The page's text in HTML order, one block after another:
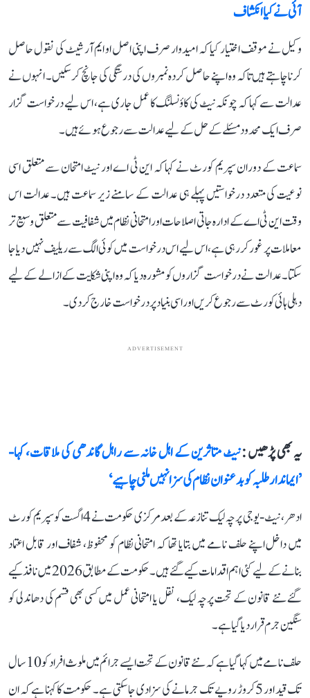
آئی نے کیا انکشاف
وکیل نے موقف اختیار کیا کہ امیدوار صرف اپنی اصل او ایم آر شیٹ کی نقول حاصل
کرنا چاہتے ہیں تاکہ وہ اپنے حاصل کردہ نمبروں کی درستگی کی جانچ کر سکیں۔ انہوں نے
عدالت سے کہا کہ چونکہ نیٹ کی کاؤنسلنگ کا عمل جاری ہے، اس لیے درخواست گزار
صرف ایک محدود مسئلے کے حل کے لیے عدالت سے رجوع ہوئے ہیں۔
سماعت کے دوران سپریم کورٹ نے کہا کہ این ٹی اے اور نیٹ امتحان سے متعلق اسی
نوعیت کی متعدد درخواستیں پہلے ہی عدالت کے سامنے زیر سماعت ہیں۔ عدالت اس
وقت این ٹی اے کے ادارہ جاتی اصلاحات اور امتحانی نظام میں شفافیت سے متعلق وسیع تر
معاملات پر غور کر رہی ہے، اس لیے اس درخواست میں کوئی الگ سے ریلیف نہیں دیا جا
سکتا۔ عدالت نے درخواست گزاروں کو مشورہ دیا کہ وہ اپنی شکایت کے ازالے کے لیے
دہلی ہائی کورٹ سے رجوع کریں اور اسی بنیاد پر درخواست خارج کر دی۔
ADVERTISEMENT
یہ بھی پڑھیں :نیٹ متاثرین کے اہل خانہ سے راہل گاندھی کی ملاقات، کہا-
’ایماندار طلبہ کو بدعنوان نظام کی سزا نہیں ملنی چاہیے‘
ادھر، نیٹ-یو جی پرچہ لیک تنازعہ کے بعد مرکزی حکومت نے 4 اگست کو سپریم کورٹ
میں داخل اپنے حلف نامے میں بتایا تھا کہ امتحانی نظام کو محفوظ، شفاف اور قابل اعتماد
بنانے کے لیے کئی اہم اقدامات کیے گئے ہیں۔ حکومت کے مطابق 2026 میں نافذ کیے
گئے نئے قانون کے تحت پرچہ لیک، نقل یا امتحانی عمل میں کسی بھی قسم کی دھاندلی کو
سنگین جرم قرار دیا گیا ہے۔
حلف نامے میں کہا گیا ہے کہ نئے قانون کے تحت ایسے جرائم میں ملوث افراد کو 10 سال
تک قید اور 5 کروڑ روپے تک جرمانے کی سزا دی جا سکتی ہے۔ حکومت کا کہنا ہے کہ ان